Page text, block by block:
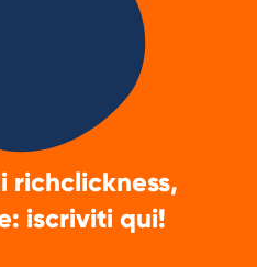
richclickness,
iscriviti qui!